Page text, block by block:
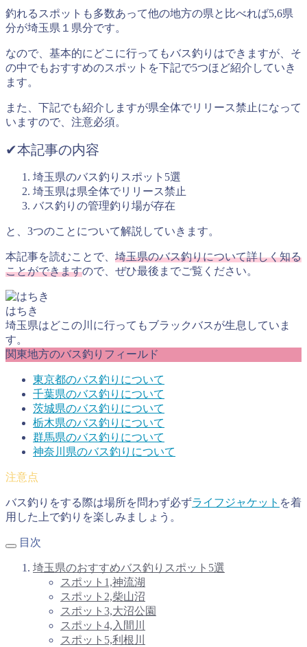
釣れるスポットも多数あって他の地方の県と比べれば5,6県
分が埼玉県１県分です。
なので、基本的にどこに行ってもバス釣りはできますが、そ
の中でもおすすめのスポットを下記で5つほど紹介していき
ます。
また、下記でも紹介しますが県全体でリリース禁止になって
いますので、注意必須。
✔︎本記事の内容
埼玉県のバス釣りスポット5選
埼玉県は県全体でリリース禁止
バス釣りの管理釣り場が存在
と、3つのことについて解説していきます。
本記事を読むことで、 埼玉県のバス釣りについて詳しく知る
ことができますので、ぜひ最後までご覧ください。
はちき
埼玉県はどこの川に行ってもブラックバスが生息していま
す。
関東地方のバス釣りフィールド
東京都のバス釣りについて
千葉県のバス釣りについて
茨城県のバス釣りについて
栃木県のバス釣りについて
群馬県のバス釣りについて
神奈川県のバス釣りについて
バス釣りをする際は場所を問わず必ずライフジャケット を着
用した上で釣りを楽しみましょう。
目次
埼玉県のおすすめバス釣りスポット5選
スポット1,神流湖
スポット2,柴山沼
スポット3,大沼公園
スポット4,入間川
スポット5,利根川